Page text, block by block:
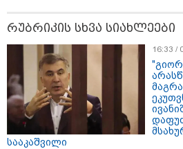
18:51 / 08-08-2026
"ზურგს უკან ლაჩრულად
დამესხნენ - ასფალტზე თავი
დამარტყმევინეს, მირტყეს
კურიერი, რომელსაც
გაუსწორდნენ?
რუბრიკის სხვა სიახლეები
16:33 /
სააკაშვილი